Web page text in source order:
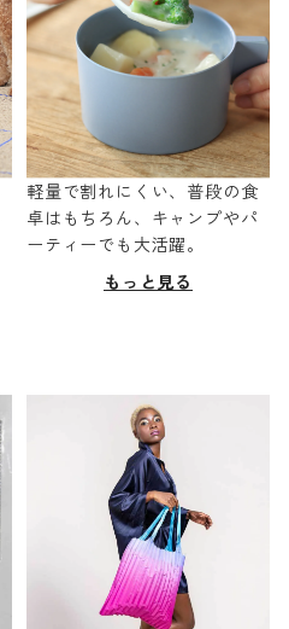
軽量で割れにくい、普段の食
卓はもちろん、キャンプやパ
ーティーでも大活躍。
もっと見る